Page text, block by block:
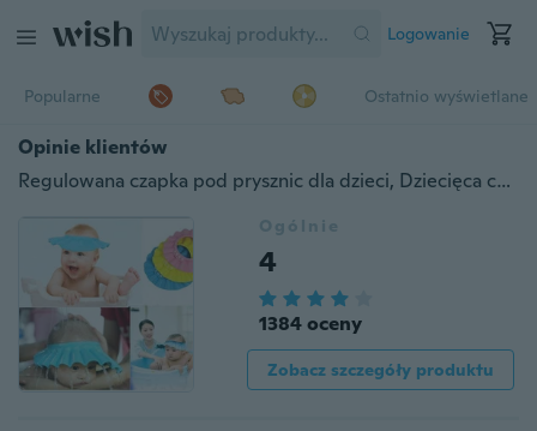
Logowanie
Popularne Ostatnio wyświetlane
Opinie klientów
Regulowana czapka pod prysznic dla dzieci, Dziecięca czapka z szamponem, Dziecięca kąpiel w kąpieli Wodoodporna czapka do włosów
Ogólnie
4
1384 oceny
Zobacz szczegóły produktu